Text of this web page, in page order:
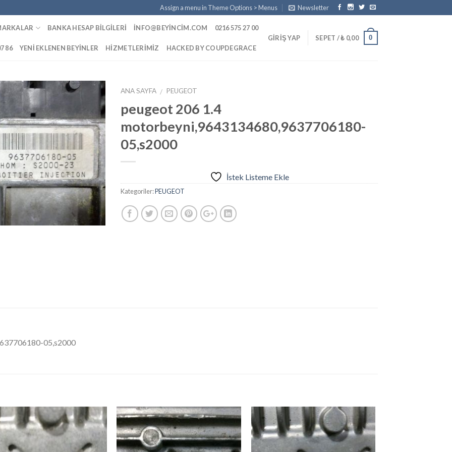
Assign a menu in Theme Options > Menus Newsletter
BANKA HESAP BILGILERI INFO@BEYINCIM.COM 0216 575 27 00
86 YENI EKLENEN BEYINLER HIZMETLERIMIZ HACKED BY COUPDEGRACE
GIRIŞ YAP SEPET /₺ 0,00 0
İstek
Listeme
Ekle
ANA SAYFA / PEUGEOT
peugeot 206 1.4
motorbeyni,9643134680,9637706180-
05,s2000
İstek Listeme Ekle
Kategoriler:PEUGEOT
05,s2000